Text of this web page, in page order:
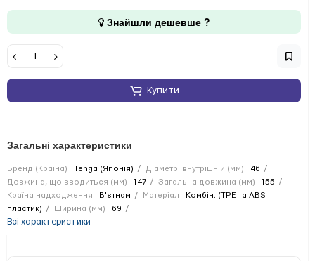
Знайшли дешевше ?
Купити
Загальні характеристики
Бренд (Країна) Tenga (Японія) Діаметр: внутрішній (мм)
46
Довжина, що вводиться (мм)
147 Загальна довжина (мм)
155
Країна надходження
В'єтнам Матеріал
Комбін. (TPE та ABS
пластик)
Ширина (мм) 69
Всі характеристики